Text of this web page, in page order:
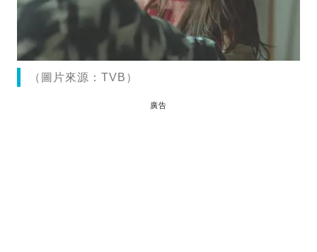
（圖片來源：TVB）
廣告